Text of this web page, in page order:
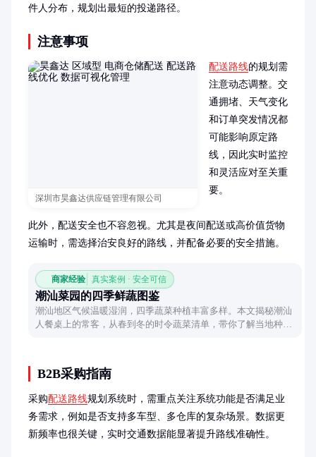
件人分布，规划出最短的投递路径。
注意事项
深圳市昊鑫达供应链管理有限公司
配送路线的规划需
注意动态调整。交
通拥堵、天气变化
和订单突发情况都
可能影响原定路
线，因此实时监控
和灵活应对至关重
要。
此外，配送安全也不容忽视。尤其是夜间配送或高价值货物
运输时，需选择治安良好的路线，并配备必要的安全措施。
商家经验 真实案例 · 安全可信
潮汕菜园的四季鲜蔬图鉴
潮汕地区气候温暖湿润，四季蔬菜种植丰富多样。本文揭秘潮汕
人餐桌上的常客，从春到冬的时令蔬菜清单，带你了解当地种植
B2B采购指南
采购配送路线规划系统时，需重点关注系统功能是否满足业
务需求，例如是否支持多车型、多仓库的复杂场景。数据更
新频率也很关键，实时交通数据能显著提升路线准确性。